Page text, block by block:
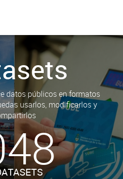
datos públicos en formatos
usarlos, modificarlos y